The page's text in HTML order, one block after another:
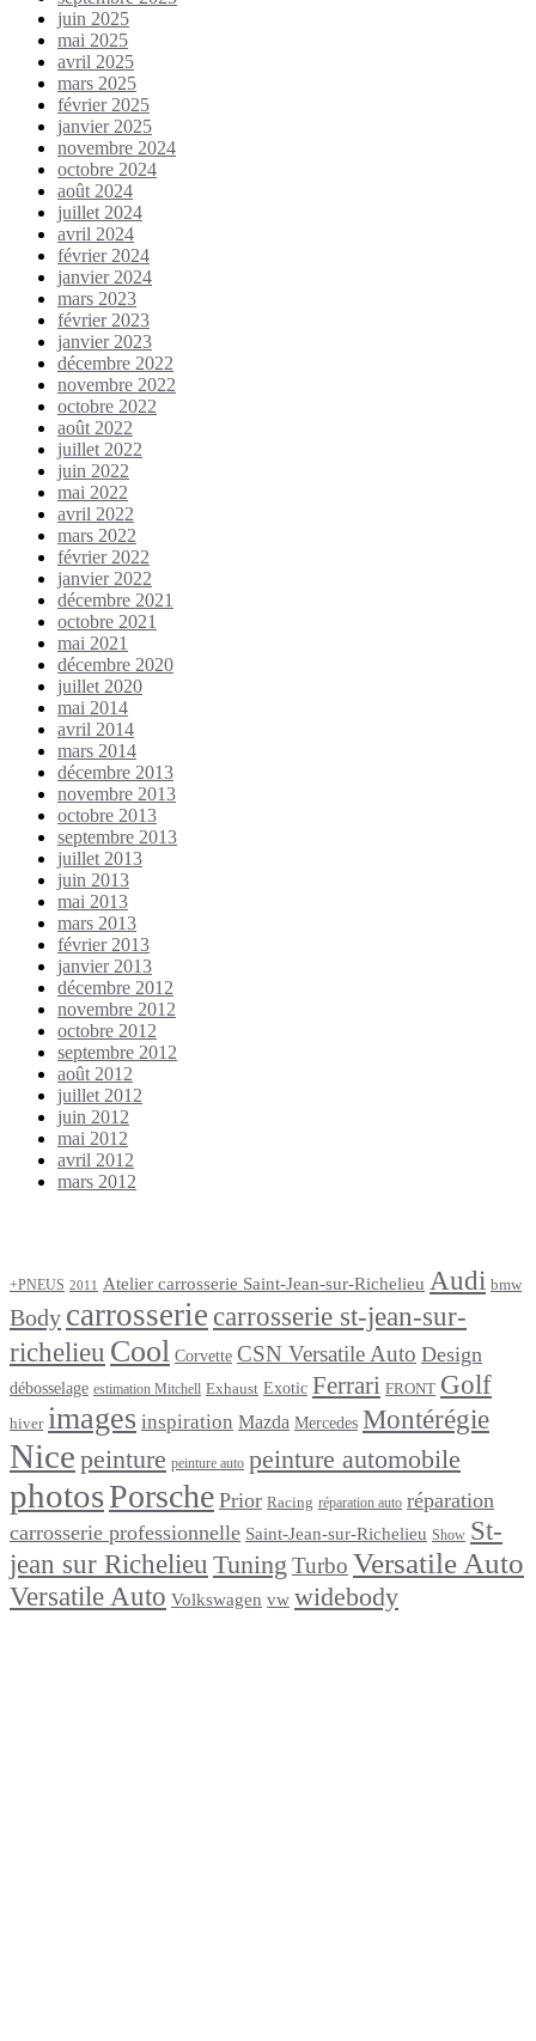
juin 2025
mai 2025
avril 2025
mars 2025
février 2025
janvier 2025
novembre 2024
octobre 2024
août 2024
juillet 2024
avril 2024
février 2024
janvier 2024
mars 2023
février 2023
janvier 2023
décembre 2022
novembre 2022
octobre 2022
août 2022
juillet 2022
juin 2022
mai 2022
avril 2022
mars 2022
février 2022
janvier 2022
décembre 2021
octobre 2021
mai 2021
décembre 2020
juillet 2020
mai 2014
avril 2014
mars 2014
décembre 2013
novembre 2013
octobre 2013
septembre 2013
juillet 2013
juin 2013
mai 2013
mars 2013
février 2013
janvier 2013
décembre 2012
novembre 2012
octobre 2012
septembre 2012
août 2012
juillet 2012
juin 2012
mai 2012
avril 2012
mars 2012
+PNEUS 2011 Atelier carrosserie Saint-Jean-sur-Richelieu Audi bmw
Body carrosserie carrosserie st-jean-sur-
richelieu Cool Corvette CSN Versatile Auto Design
débosselage estimation Mitchell Exhaust Exotic Ferrari FRONT Golf
hiver images inspiration Mazda Mercedes Montérégie
Nice peinture peinture auto peinture automobile
photosPorsche Prior Racing réparation auto réparation
carrosserie professionnelle Saint-Jean-sur-Richelieu Show St-
jean sur Richelieu Tuning Turbo Versatile Auto
Versatile Auto Volkswagen vw widebody